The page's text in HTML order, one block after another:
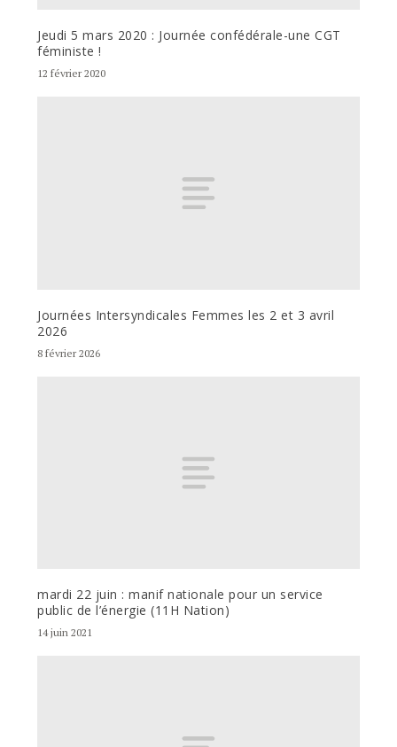
Jeudi 5 mars 2020 : Journée confédérale-une CGT
féministe !
12 février 2020
Journées Intersyndicales Femmes les 2 et 3 avril
2026
8 février 2026
mardi 22 juin : manif nationale pour un service
public de l’énergie (11H Nation)
14 juin 2021